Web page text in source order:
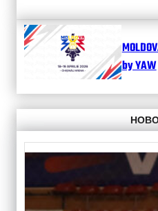
by YAW